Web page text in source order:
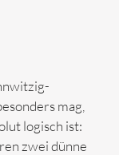
mag,
logisch ist:
zwei dünne